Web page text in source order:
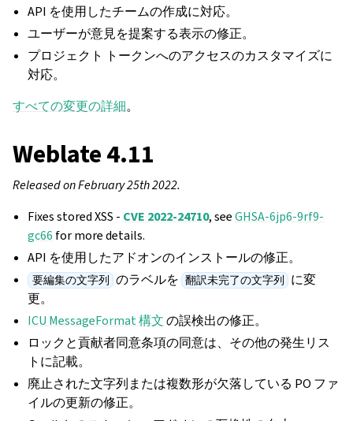
API を使用したチームの作成に対応。
ユーザーが意見を提案する表示の修正。
プロジェクト トークンへのアクセスのカスタマイズに
対応。
すべての変更の詳細。
Weblate 4.11
Released on February 25th 2022.
Fixes stored XSS - CVE 2022-24710, seeGHSA-6jp6-9rf9-
gc66 for more details.
API を使用したアドオンのインストールの修正。
要編集の文字列 のラベルを 翻訳未完了の文字列 に変
更。
ICU MessageFormat 構文の誤検出の修正。
ロックと貢献者同意条項の同意は、その他の発生リス
トに記載。
廃止された文字列または複数形が欠落している PO ファ
イルの更新の修正。